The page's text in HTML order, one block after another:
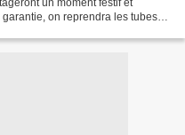
on reprendra les tubes